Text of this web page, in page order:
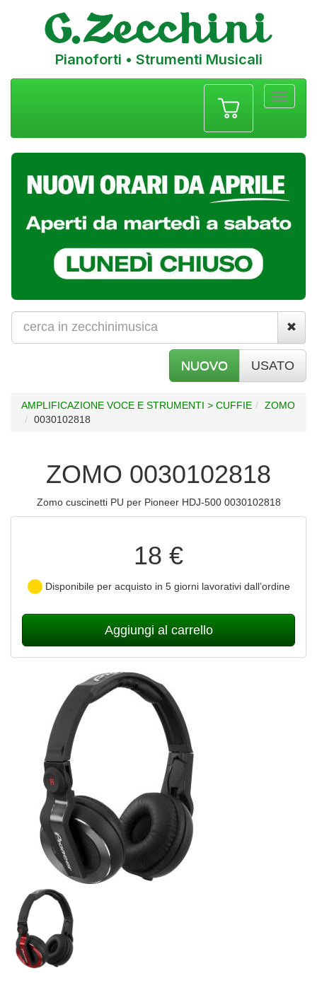
Pianoforti • Strumenti Musicali
NUOVO USATO
AMPLIFICAZIONE VOCE E STRUMENTI > CUFFIE
ZOMO
0030102818
ZOMO 0030102818
Zomo cuscinetti PU per Pioneer HDJ-500 0030102818
18 €
Disponibile per acquisto in 5 giorni lavorativi dall’ordine
Aggiungi al carrello